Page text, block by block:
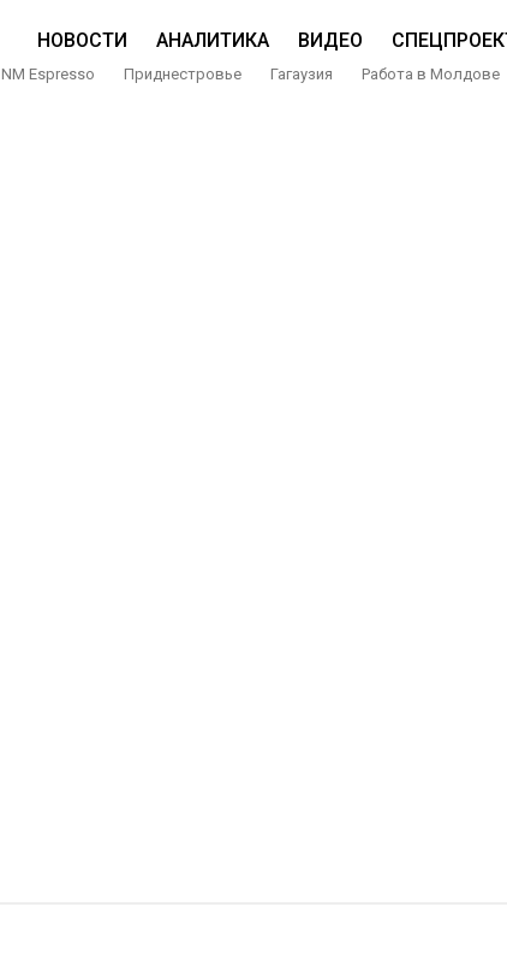
НОВОСТИ АНАЛИТИКА ВИДЕО
NM Espresso Приднестровье Гагаузия Работа в Молдове